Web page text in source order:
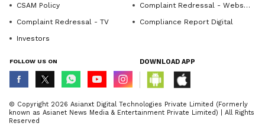
CSAM Policy
Complaint Redressal - Website
Complaint Redressal - TV
Compliance Report Digital
Investors
FOLLOW US ON DOWNLOAD APP
© Copyright 2026 Asianxt Digital Technologies Private Limited (Formerly
known as Asianet News Media & Entertainment Private Limited) | All Rights
Reserved